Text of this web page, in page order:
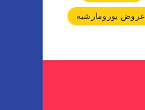
عروض يورومارشيه